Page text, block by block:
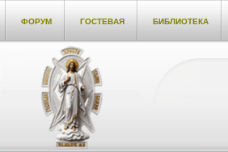
ФОРУМ ГОСТЕВАЯ БИБЛИОТЕКА